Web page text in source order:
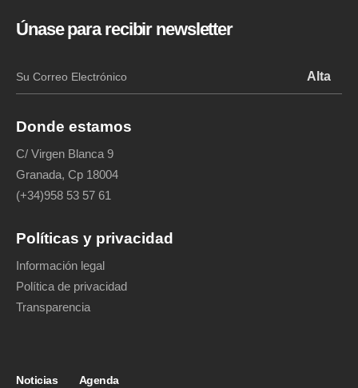
Únase para recibir newsletter
Donde estamos
C/ Virgen Blanca 9
Granada, Cp 18004
(+34)958 53 57 61
Políticas y privacidad
Información legal
Política de privacidad
Transparencia
Noticias Agenda